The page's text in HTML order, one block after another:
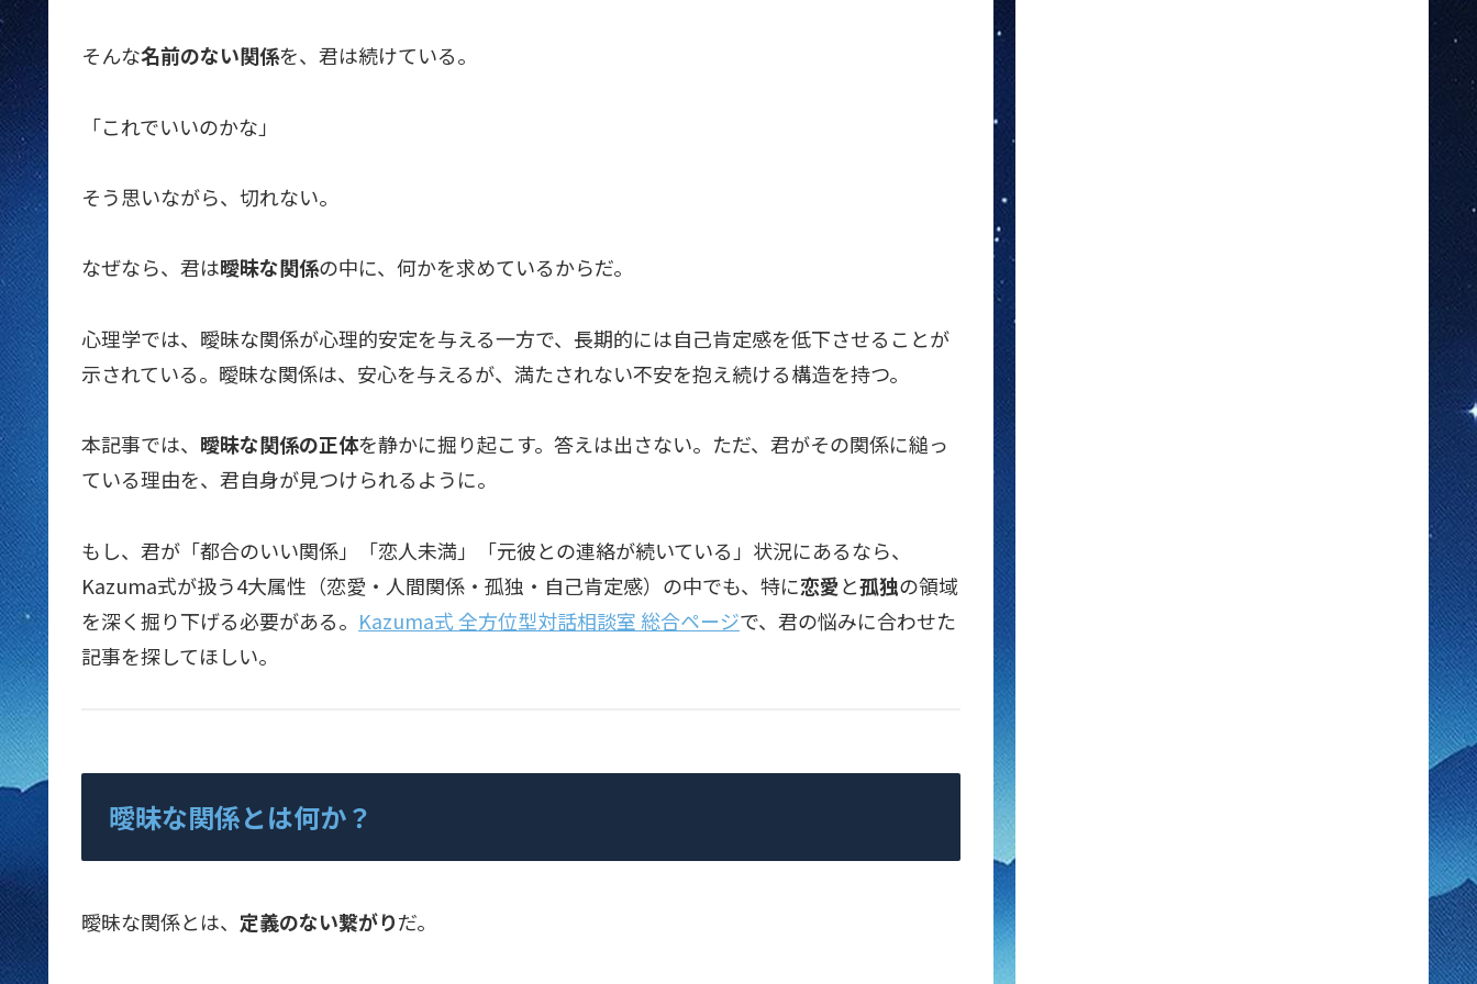
そんな名前のない関係を、君は続けている。
「これでいいのかな」
そう思いながら、切れない。
なぜなら、君は曖昧な関係の中に、何かを求めているからだ。
心理学では、曖昧な関係が心理的安定を与える一方で、長期的には自己肯定感を低下させることが
示されている。曖昧な関係は、安心を与えるが、満たされない不安を抱え続ける構造を持つ。
本記事では、 曖昧な関係の正体を静かに掘り起こす。答えは出さない。ただ、君がその関係に縋っ
ている理由を、君自身が見つけられるように。
もし、君が「都合のいい関係」「恋人未満」「元彼との連絡が続いている」状況にあるなら、
Kazuma式が扱う4大属性（恋愛・人間関係・孤独・自己肯定感）の中でも、特に恋愛と孤独の領域
を深く掘り下げる必要がある。 Kazuma式 全方位型対話相談室 総合ページで、君の悩みに合わせた
記事を探してほしい。
曖昧な関係とは何か？
曖昧な関係とは、 定義のない繋がりだ。